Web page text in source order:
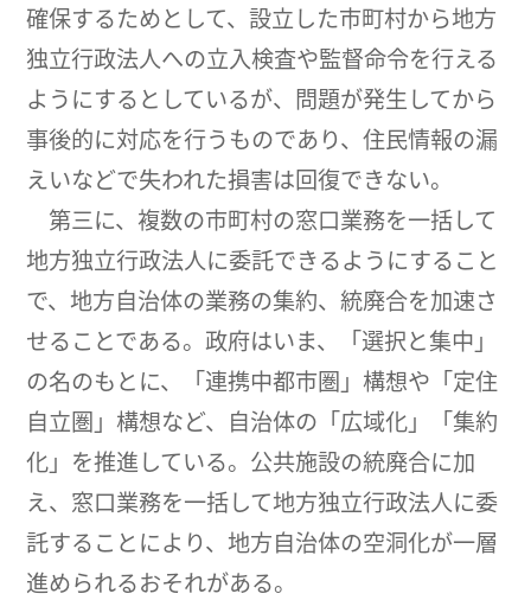
確保するためとして、設立した市町村から地方
独立行政法人への立入検査や監督命令を行える
ようにするとしているが、問題が発生してから
事後的に対応を行うものであり、住民情報の漏
えいなどで失われた損害は回復できない。
第三に、複数の市町村の窓口業務を一括して
地方独立行政法人に委託できるようにすること
で、地方自治体の業務の集約、統廃合を加速さ
せることである。政府はいま、「選択と集中」
の名のもとに、「連携中都市圏」構想や「定住
自立圏」構想など、自治体の「広域化」「集約
化」を推進している。公共施設の統廃合に加
え、窓口業務を一括して地方独立行政法人に委
託することにより、地方自治体の空洞化が一層
進められるおそれがある。